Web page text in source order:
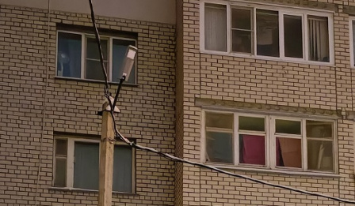
Перейти к основному содержанию